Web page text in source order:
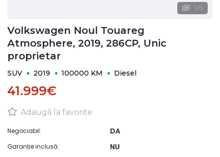
1/6
Volkswagen Noul Touareg
Atmosphere, 2019, 286CP, Unic
proprietar
SUV 2019 100000 KM Diesel
41.999€
Adaugă la favorite
Negociabil: DA
Garanție inclusă: NU